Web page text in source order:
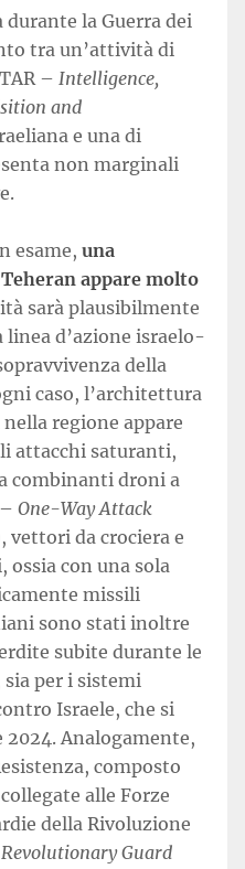
la Guerra dei
tra un’attività di
– Intelligence,
and
e una di
non marginali
esame, una
appare molto
sarà plausibilmente
d’azione israelo-
della
caso, l’architettura
regione appare
attacchi saturanti,
combinanti droni a
One-Way Attack
vettori da crociera e
con una sola
missili
sono stati inoltre
subite durante le
per i sistemi
Israele, che si
2024. Analogamente,
composto
alle Forze
della Rivoluzione
Guard